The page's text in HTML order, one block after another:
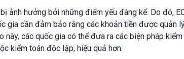
ảnh hưởng bởi những điểm yếu đáng kể. Do đó,
gia cần đảm bảo rằng các khoản tiền được quản
này, các quốc gia có thể đưa ra các biện pháp
kiểm toán độc lập, hiệu quả hơn.